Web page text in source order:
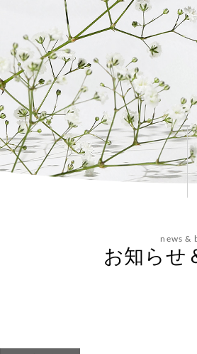
news &
お知らせ